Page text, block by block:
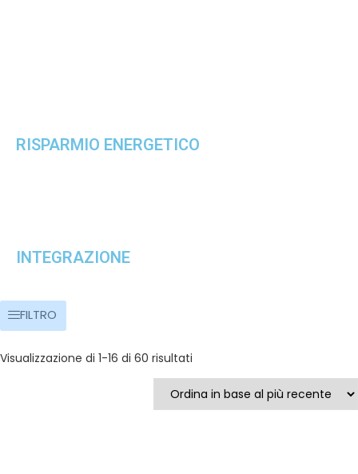
RISPARMIO ENERGETICO
INTEGRAZIONE
FILTRO
Visualizzazione di 1-16 di 60 risultati